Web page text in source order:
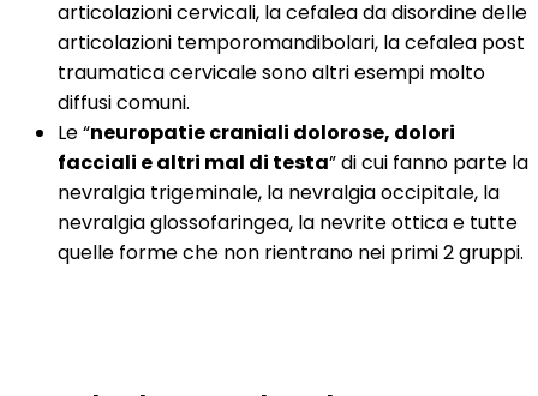
articolazioni cervicali, la cefalea da disordine delle
articolazioni temporomandibolari, la cefalea post
traumatica cervicale sono altri esempi molto
diffusi comuni.
Le “neuropatie craniali dolorose, dolori
facciali e altri mal di testa” di cui fanno parte la
nevralgia trigeminale, la nevralgia occipitale, la
nevralgia glossofaringea, la nevrite ottica e tutte
quelle forme che non rientrano nei primi 2 gruppi.